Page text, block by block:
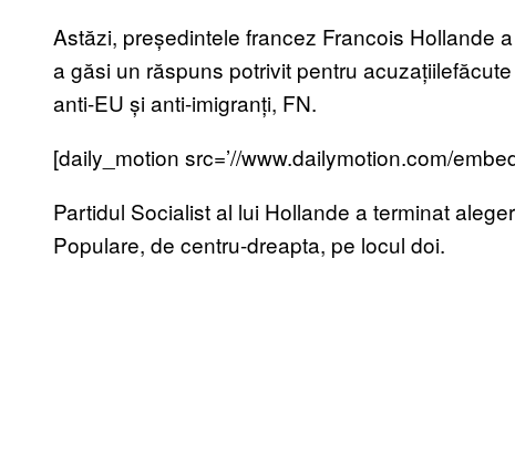
Astăzi, președintele francez Francois Hollande
a găsi un răspuns potrivit pentru
anti-EU și anti-imigranți, FN.
[daily_motion src=’//www.dailymotion.com/
Partidul Socialist al lui Hollande a terminat
Populare, de centru-dreapta, pe locul doi.